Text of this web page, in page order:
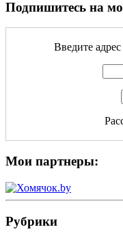
Подпишитесь на
Введите
Мои партнеры:
Рубрики